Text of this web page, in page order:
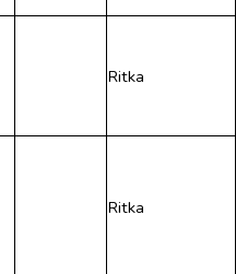
Ritka
Ritka